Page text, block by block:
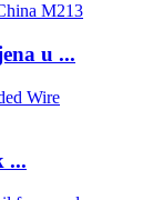
u ...
...